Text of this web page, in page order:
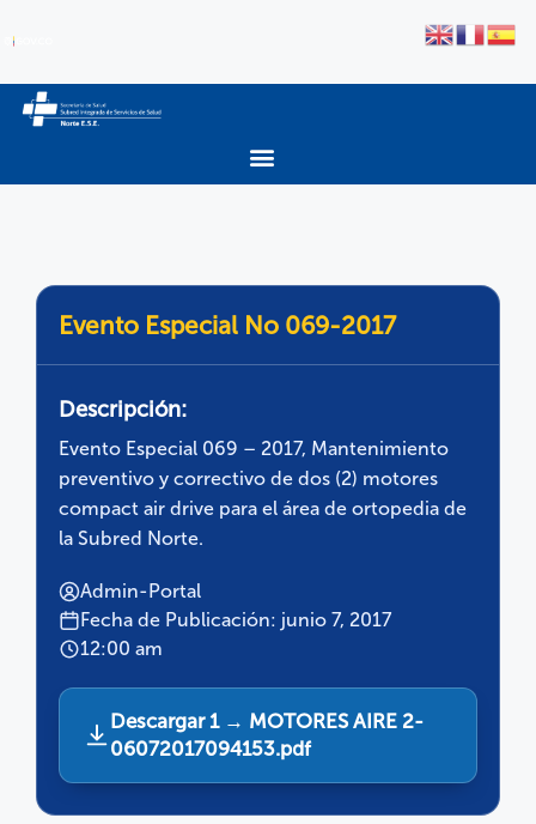
Evento Especial No 069-2017
Descripción:
Evento Especial 069 – 2017, Mantenimiento
preventivo y correctivo de dos (2) motores
compact air drive para el área de ortopedia de
la Subred Norte.
Admin-Portal
Fecha de Publicación: junio 7, 2017
12:00 am
Descargar 1 → MOTORES AIRE 2-
06072017094153.pdf